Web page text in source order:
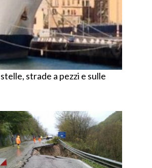
strade a pezzi e sulle